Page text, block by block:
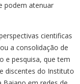
podem atenuar
cientificas
a consolidação de
e pesquisa, que tem
discentes do Instituto